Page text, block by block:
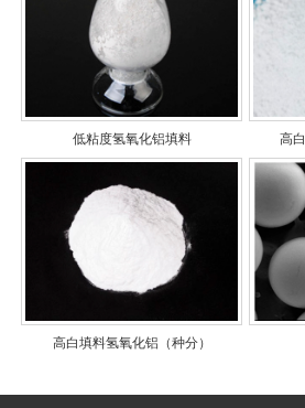
低粘度氢氧化铝填料 高
高白填料氢氧化铝（种分）